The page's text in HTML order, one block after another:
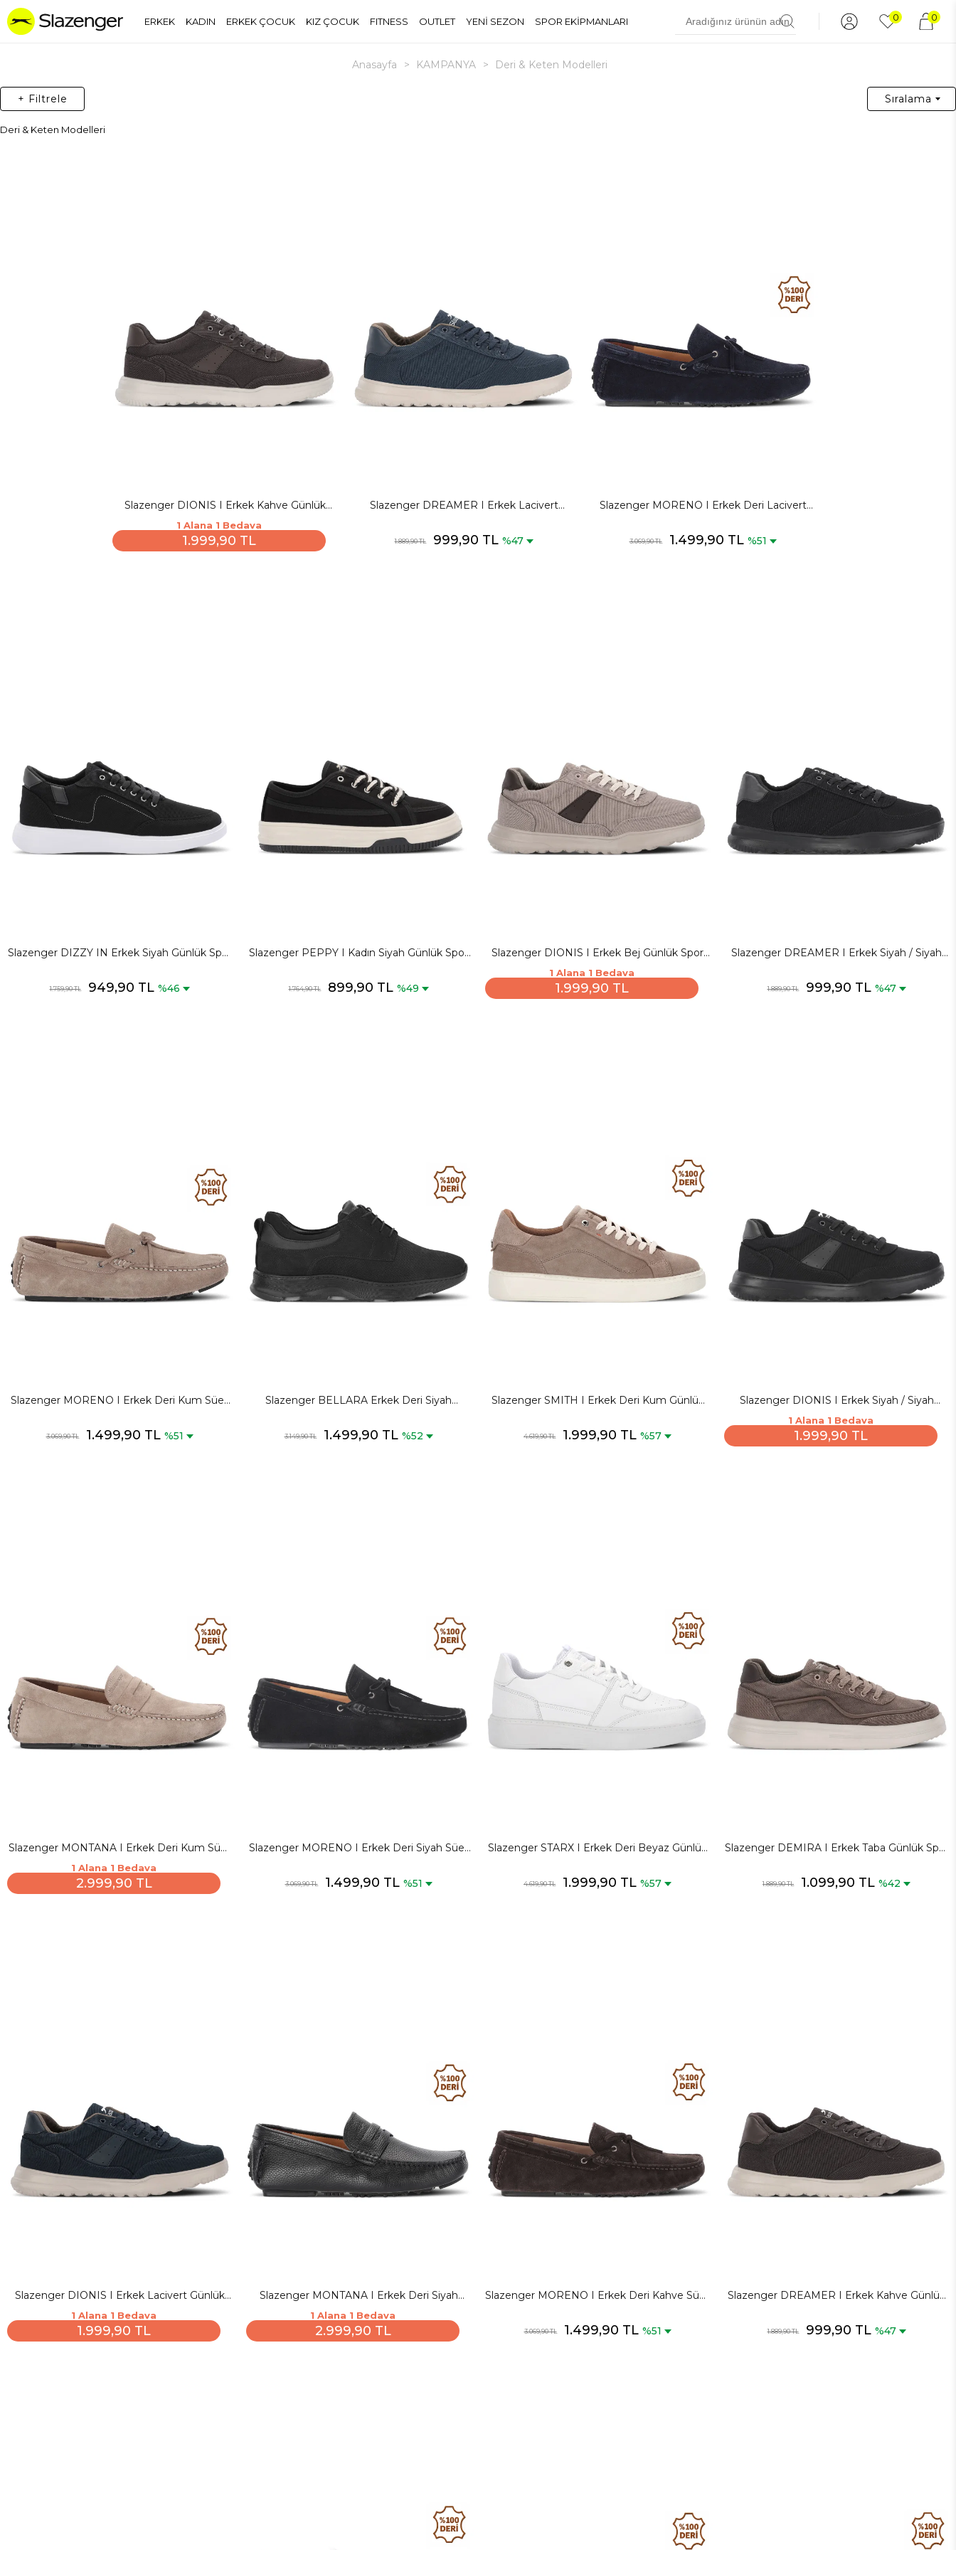
ERKEK KADIN ERKEK ÇOCUK KIZ ÇOCUK FITNESS OUTLET YENİ SEZON SPOR EKİPMANLARI 0 0
Anasayfa > KAMPANYA > Deri & Keten Modelleri
+ Filtrele Sıralama
Deri & Keten Modelleri
Slazenger DIONIS I Erkek Kahve Günlük
Spor Ayakkabısı
1 Alana 1 Bedava
1.999,90 TL
Slazenger DREAMER I Erkek Lacivert
1.889,90 TL 999,90 TL %47
Slazenger MORENO I Erkek Deri Lacivert
3.069,90 TL 1.499,90 TL %51
Slazenger DIZZY IN Erkek Siyah Günlük Spor
1.759,90 TL 949,90 TL %46
Slazenger PEPPY I Kadın Siyah Günlük Spor
1.764,90 TL 899,90 TL %49
Slazenger DIONIS I Erkek Bej Günlük Spor
Ayakkabısı
1 Alana 1 Bedava
1.999,90 TL
Slazenger DREAMER I Erkek Siyah / Siyah
1.889,90 TL 999,90 TL %47
Slazenger MORENO I Erkek Deri Kum Süet
3.069,90 TL 1.499,90 TL %51
Slazenger BELLARA Erkek Deri Siyah
3.149,90 TL 1.499,90 TL %52
Slazenger SMITH I Erkek Deri Kum Günlük
4.619,90 TL 1.999,90 TL %57
Slazenger DIONIS I Erkek Siyah / Siyah
Günlük Spor Ayakkabısı
1 Alana 1 Bedava
1.999,90 TL
Slazenger MONTANA I Erkek Deri Kum Süet
Comfort
1 Alana 1 Bedava
2.999,90 TL
Slazenger MORENO I Erkek Deri Siyah Süet
3.069,90 TL 1.499,90 TL %51
Slazenger STARX I Erkek Deri Beyaz Günlük
4.619,90 TL 1.999,90 TL %57
Slazenger DEMIRA I Erkek Taba Günlük Spor
1.889,90 TL 1.099,90 TL %42
Slazenger DIONIS I Erkek Lacivert Günlük
Spor Ayakkabısı
1 Alana 1 Bedava
1.999,90 TL
Slazenger MONTANA I Erkek Deri Siyah
Comfort
1 Alana 1 Bedava
2.999,90 TL
Slazenger MORENO I Erkek Deri Kahve Süet
3.069,90 TL 1.499,90 TL %51
Slazenger DREAMER I Erkek Kahve Günlük
1.889,90 TL 999,90 TL %47